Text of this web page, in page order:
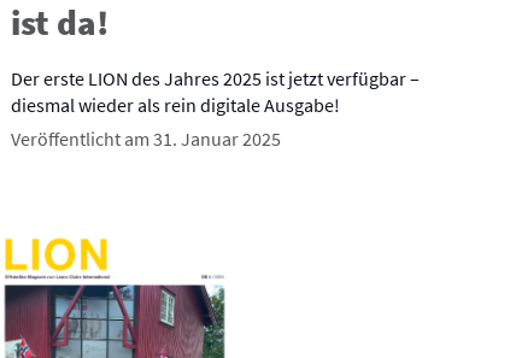
ist da!
Der erste LION des Jahres 2025 ist jetzt verfügbar –
diesmal wieder als rein digitale Ausgabe!
Veröffentlicht am 31. Januar 2025